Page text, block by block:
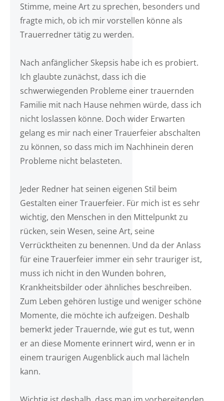
Stimme, meine Art zu sprechen, besonders und
fragte mich, ob ich mir vorstellen könne als
Trauerredner tätig zu werden.
Nach anfänglicher Skepsis habe ich es probiert.
Ich glaubte zunächst, dass ich die
schwerwiegenden Probleme einer trauernden
Familie mit nach Hause nehmen würde, dass ich
nicht loslassen könne. Doch wider Erwarten
gelang es mir nach einer Trauerfeier abschalten
zu können, so dass mich im Nachhinein deren
Probleme nicht belasteten.
Jeder Redner hat seinen eigenen Stil beim
Gestalten einer Trauerfeier. Für mich ist es sehr
wichtig, den Menschen in den Mittelpunkt zu
rücken, sein Wesen, seine Art, seine
Verrücktheiten zu benennen. Und da der Anlass
für eine Trauerfeier immer ein sehr trauriger ist,
muss ich nicht in den Wunden bohren,
Krankheitsbilder oder ähnliches beschreiben.
Zum Leben gehören lustige und weniger schöne
Momente, die möchte ich aufzeigen. Deshalb
bemerkt jeder Trauernde, wie gut es tut, wenn
er an diese Momente erinnert wird, wenn er in
einem traurigen Augenblick auch mal lächeln
kann.